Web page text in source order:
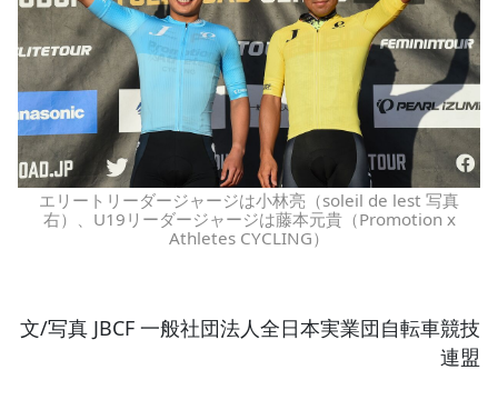
エリートリーダージャージは小林亮（soleil de lest 写真
右）、U19リーダージャージは藤本元貴（Promotion x
Athletes CYCLING）
文/写真 JBCF 一般社団法人全日本実業団自転車競技
連盟